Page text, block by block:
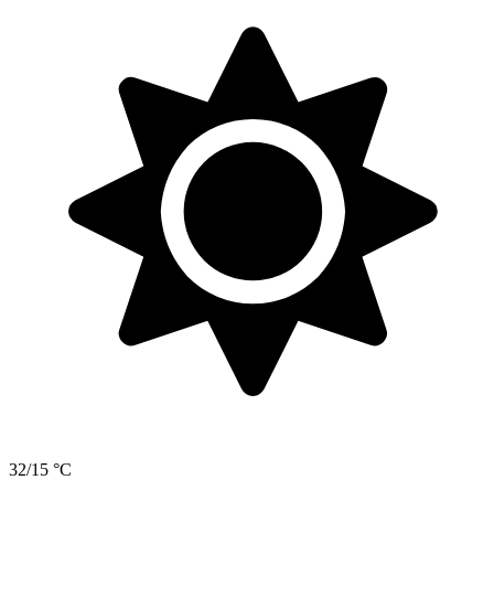
32/15 °C